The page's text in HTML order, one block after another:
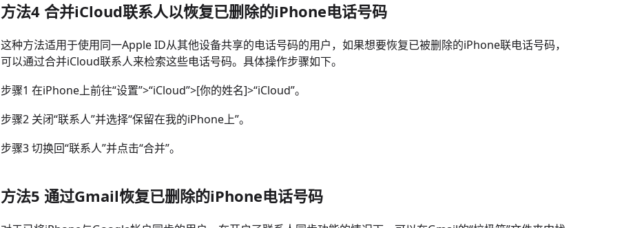
方法4 合并iCloud联系人以恢复已删除的iPhone电话号码
这种方法适用于使用同一Apple ID从其他设备共享的电话号码的用户，如果想要恢复已被删除的iPhone联电话号码，
可以通过合并iCloud联系人来检索这些电话号码。具体操作步骤如下。
步骤1 在iPhone上前往“设置”>“iCloud”>[你的姓名]>“iCloud”。
步骤2 关闭“联系人”并选择“保留在我的iPhone上”。
步骤3 切换回“联系人”并点击“合并”。
方法5 通过Gmail恢复已删除的iPhone电话号码